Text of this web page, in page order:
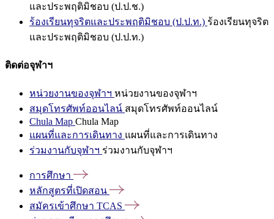
และประพฤติมิชอบ (ป.ป.ช.)
ร้องเรียนทุจริตและประพฤติมิชอบ (ป.ป.ท.) ร้องเรียนทุจริต
และประพฤติมิชอบ (ป.ป.ท.)
ติดต่อจุฬาฯ
หน่วยงานของจุฬาฯ หน่วยงานของจุฬาฯ
สมุดโทรศัพท์ออนไลน์ สมุดโทรศัพท์ออนไลน์
Chula Map Chula Map
แผนที่และการเดินทาง แผนที่และการเดินทาง
ร่วมงานกับจุฬาฯ ร่วมงานกับจุฬาฯ
การศึกษา
หลักสูตรที่เปิดสอน
สมัครเข้าศึกษา TCAS